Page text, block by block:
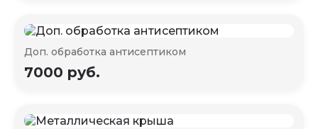
Доп. обработка антисептиком
7000 руб.